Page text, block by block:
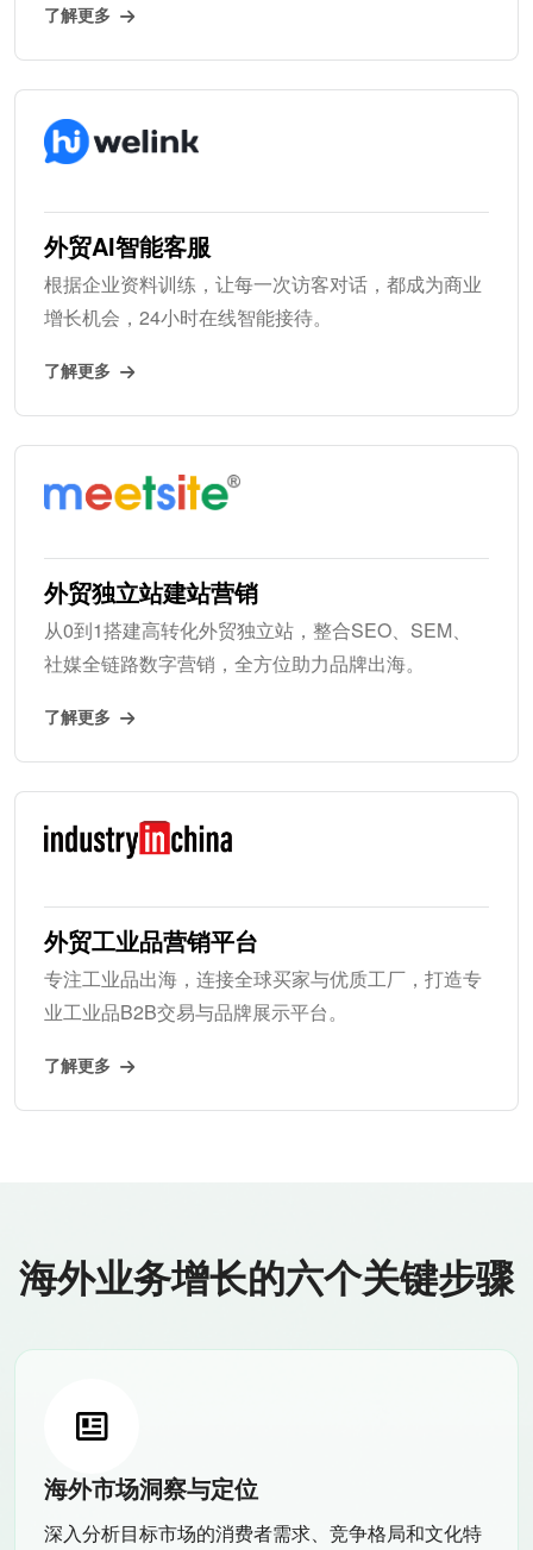
了解更多
外贸AI智能客服
根据企业资料训练，让每一次访客对话，都成为商业
增长机会，24小时在线智能接待。
了解更多
外贸独立站建站营销
从0到1搭建高转化外贸独立站，整合SEO、SEM、
社媒全链路数字营销，全方位助力品牌出海。
了解更多
外贸工业品营销平台
专注工业品出海，连接全球买家与优质工厂，打造专
业工业品B2B交易与品牌展示平台。
了解更多
海外业务增长的六个关键步骤
海外市场洞察与定位
深入分析目标市场的消费者需求、竞争格局和文化特